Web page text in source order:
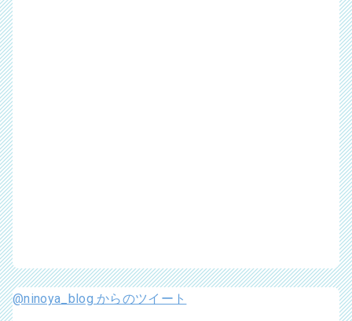
@ninoya_blog からのツイート